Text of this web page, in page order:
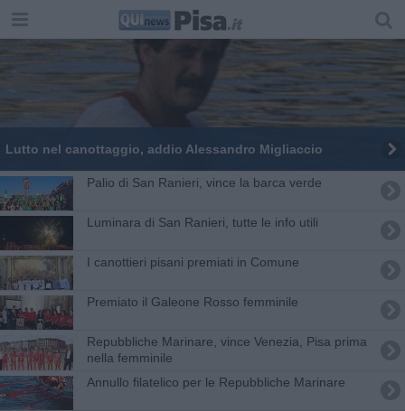
Lutto nel canottaggio, addio Alessandro Migliaccio
Palio di San Ranieri, vince la barca verde
Luminara di San Ranieri, tutte le info utili
I canottieri pisani premiati in Comune
Premiato il Galeone Rosso femminile
Repubbliche Marinare, vince Venezia, Pisa prima
nella femminile
Annullo filatelico per le Repubbliche Marinare